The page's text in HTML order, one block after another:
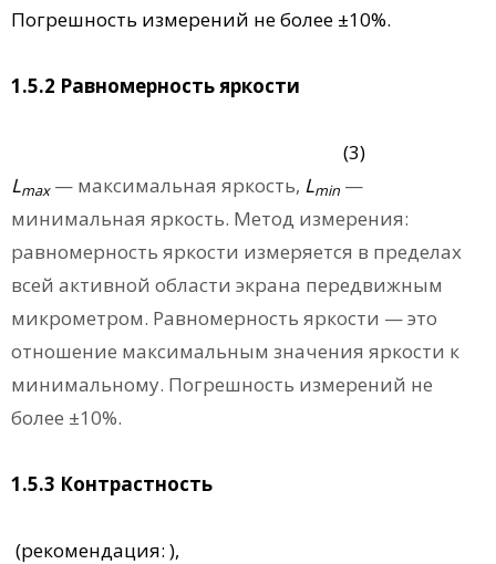
Погрешность измерений не более ±10%.
1.5.2 Равномерность яркости
(3)
Lmax— максимальная яркость, Lmin —
минимальная яркость. Метод измерения:
равномерность яркости измеряется в пределах
всей активной области экрана передвижным
микрометром. Равномерность яркости — это
отношение максимальным значения яркости к
минимальному. Погрешность измерений не
более ±10%.
1.5.3 Контрастность
(рекомендация: ),